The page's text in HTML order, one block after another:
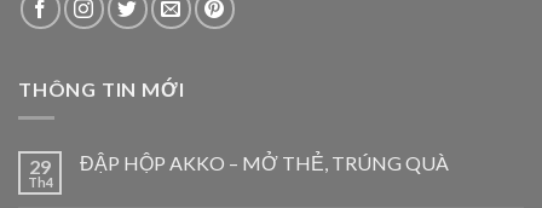
THÔNG TIN MỚI
29
Th4
ĐẬP HỘP AKKO – MỞ THẺ, TRÚNG QUÀ